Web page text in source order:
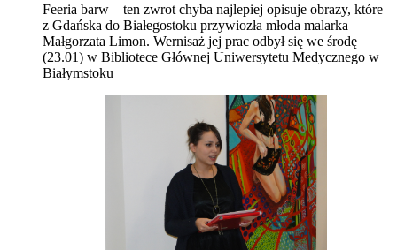
Feeria barw – ten zwrot chyba najlepiej opisuje obrazy, które
z Gdańska do Białegostoku przywiozła młoda malarka
Małgorzata Limon. Wernisaż jej prac odbył się we środę
(23.01) w Bibliotece Głównej Uniwersytetu Medycznego w
Białymstoku